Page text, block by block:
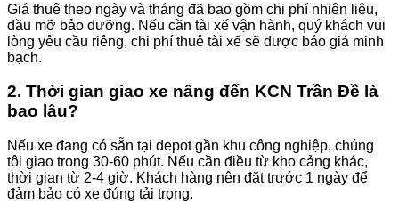
Giá thuê theo ngày và tháng đã bao gồm chi phí nhiên liệu,
dầu mỡ bảo dưỡng. Nếu cần tài xế vận hành, quý khách vui
lòng yêu cầu riêng, chi phí thuê tài xế sẽ được báo giá minh
bạch.
2. Thời gian giao xe nâng đến KCN Trần Đề là
bao lâu?
Nếu xe đang có sẵn tại depot gần khu công nghiệp, chúng
tôi giao trong 30-60 phút. Nếu cần điều từ kho cảng khác,
thời gian từ 2-4 giờ. Khách hàng nên đặt trước 1 ngày để
đảm bảo có xe đúng tải trọng.